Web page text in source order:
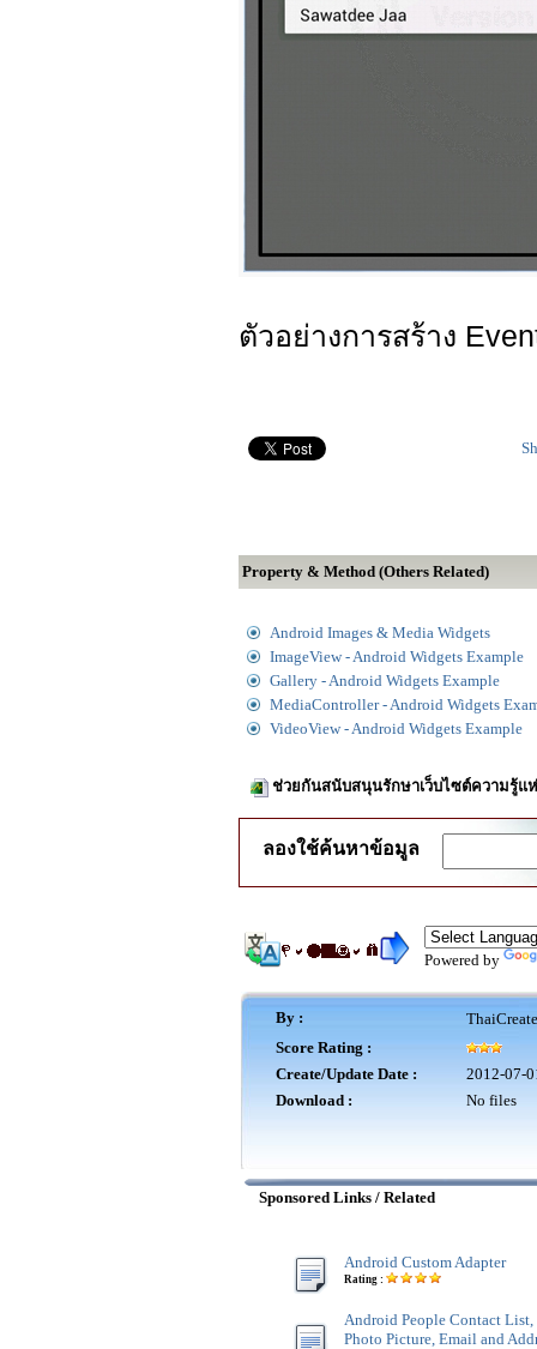
ตัวอย่างการสร้าง
Property & Method (Others Related)
Android Images & Media Widgets
ImageView - Android Widgets Example
Gallery - Android Widgets Example
MediaController - Android Widgets
VideoView - Android Widgets Example
ช่วยกันสนับสนุนรักษาเว็บไซต์ความรู้แ
ลองใช้ค้นหาข้อมูล
Powered by
By :
Score Rating :
Create/Update Date :
2012-07-
Download :
No files
Sponsored Links / Related
Android Custom Adapter
Rating :
Android People Contact List,
Photo Picture, Email and